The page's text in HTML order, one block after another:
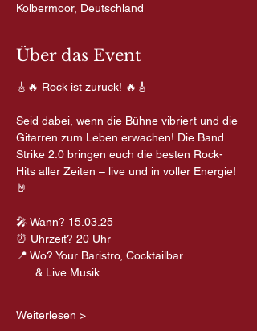
Kolbermoor, Deutschland
Über das Event
🎸🔥 Rock ist zurück! 🔥🎸
Seid dabei, wenn die Bühne vibriert und die
Gitarren zum Leben erwachen! Die Band
Strike 2.0 bringen euch die besten Rock-
Hits aller Zeiten – live und in voller Energie!
🤘
🎤 Wann? 15.03.25
⏰ Uhrzeit? 20 Uhr
📍 Wo? Your Baristro, Cocktailbar
& Live Musik
Weiterlesen >